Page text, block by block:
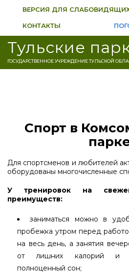
ВЕРСИЯ ДЛЯ
КОНТАКТЫ
Тульские
ГОСУДАРСТВЕННОЕ УЧРЕЖДЕНИЕ ТУЛЬСКОЙ
Спорт в
Для спортсменов и любителей
оборудованы многочисленные
У тренировок на
преимуществ:
заниматься можно в
пробежка утром перед
на весь день, а занятия
от лишних калорий и
полноценный сон;